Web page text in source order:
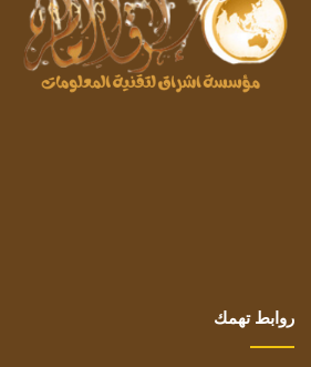
روابط تهمك